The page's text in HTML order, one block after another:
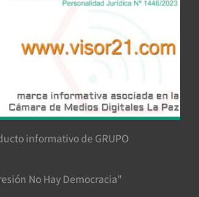
informativo de GRUPO
No Hay Democracia"